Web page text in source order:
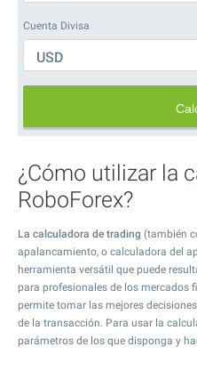
Cuenta Divisa
USD
¿Cómo utilizar la
RoboForex?
La calculadora de trading (también
apalancamiento, o calculadora del
herramienta versátil que puede
para profesionales de los mercados
permite tomar las mejores
de la transacción. Para usar la
parámetros de los que disponga y